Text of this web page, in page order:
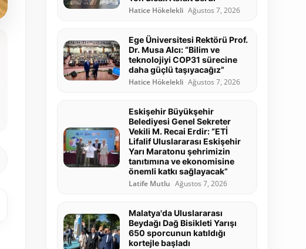
Hatice Hökelekli Ağustos 7, 2026
Ege Üniversitesi Rektörü Prof.
Dr. Musa Alcı: “Bilim ve
teknolojiyi COP31 sürecine
daha güçlü taşıyacağız”
Hatice Hökelekli Ağustos 7, 2026
Eskişehir Büyükşehir
Belediyesi Genel Sekreter
Vekili M. Recai Erdir: “ETİ
Lifalif Uluslararası Eskişehir
Yarı Maratonu şehrimizin
tanıtımına ve ekonomisine
önemli katkı sağlayacak”
Latife Mutlu Ağustos 7, 2026
Malatya'da Uluslararası
Beydağı Dağ Bisikleti Yarışı
650 sporcunun katıldığı
kortejle başladı